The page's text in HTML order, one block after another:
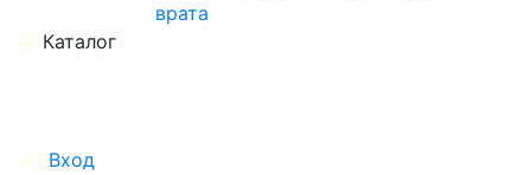
врата
Каталог
Вход